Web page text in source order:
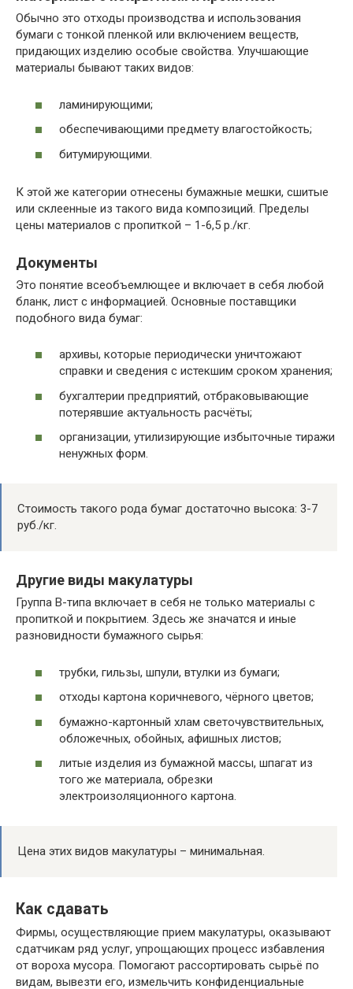
Обычно это отходы производства и использования
бумаги с тонкой пленкой или включением веществ,
придающих изделию особые свойства. Улучшающие
материалы бывают таких видов:
ламинирующими;
обеспечивающими предмету влагостойкость;
битумирующими.
К этой же категории отнесены бумажные мешки, сшитые
или склеенные из такого вида композиций. Пределы
цены материалов с пропиткой – 1-6,5 р./кг.
Документы
Это понятие всеобъемлющее и включает в себя любой
бланк, лист с информацией. Основные поставщики
подобного вида бумаг:
архивы, которые периодически уничтожают
справки и сведения с истекшим сроком хранения;
бухгалтерии предприятий, отбраковывающие
потерявшие актуальность расчёты;
организации, утилизирующие избыточные тиражи
ненужных форм.
Стоимость такого рода бумаг достаточно высока: 3-7
руб./кг.
Другие виды макулатуры
Группа В-типа включает в себя не только материалы с
пропиткой и покрытием. Здесь же значатся и иные
разновидности бумажного сырья:
трубки, гильзы, шпули, втулки из бумаги;
отходы картона коричневого, чёрного цветов;
бумажно-картонный хлам светочувствительных,
обложечных, обойных, афишных листов;
литые изделия из бумажной массы, шпагат из
того же материала, обрезки
электроизоляционного картона.
Цена этих видов макулатуры – минимальная.
Как сдавать
Фирмы, осуществляющие прием макулатуры, оказывают
сдатчикам ряд услуг, упрощающих процесс избавления
от вороха мусора. Помогают рассортировать сырьё по
видам, вывезти его, измельчить конфиденциальные